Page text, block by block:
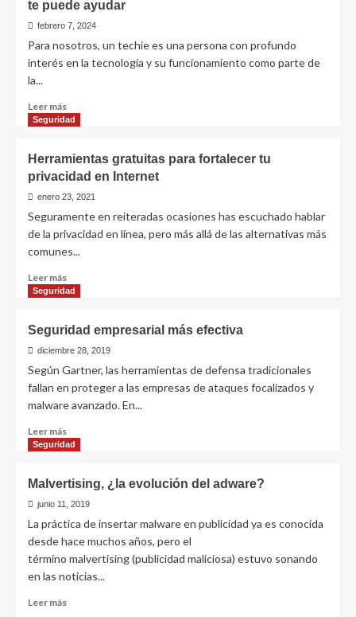
te puede ayudar
febrero 7, 2024
Para nosotros, un techie es una persona con profundo
interés en la tecnología y su funcionamiento como parte de
la...
Leer más
más
buenas
prácticas
con
tu
amigo
te
puede
Seguridad
Herramientas gratuitas para fortalecer tu
privacidad en Internet
enero 23, 2021
Seguramente en reiteradas ocasiones has escuchado hablar
de la privacidad en línea, pero más allá de las alternativas más
comunes...
Leer más
más
gratuitas
para
fortalecer
privacidad
en
Seguridad
Seguridad empresarial más efectiva
diciembre 28, 2019
Según Gartner, las herramientas de defensa tradicionales
fallan en proteger a las empresas de ataques focalizados y
malware avanzado. En...
Leer más
más
empresarial
más
efectiva
Seguridad
Malvertising, ¿la evolución del adware?
junio 11, 2019
La práctica de insertar malware en publicidad ya es conocida
desde hace muchos años, pero el
término malvertising (publicidad maliciosa) estuvo sonando
en las noticias...
Leer más